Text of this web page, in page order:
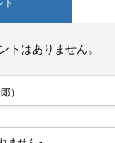
ト
トはありません。
）